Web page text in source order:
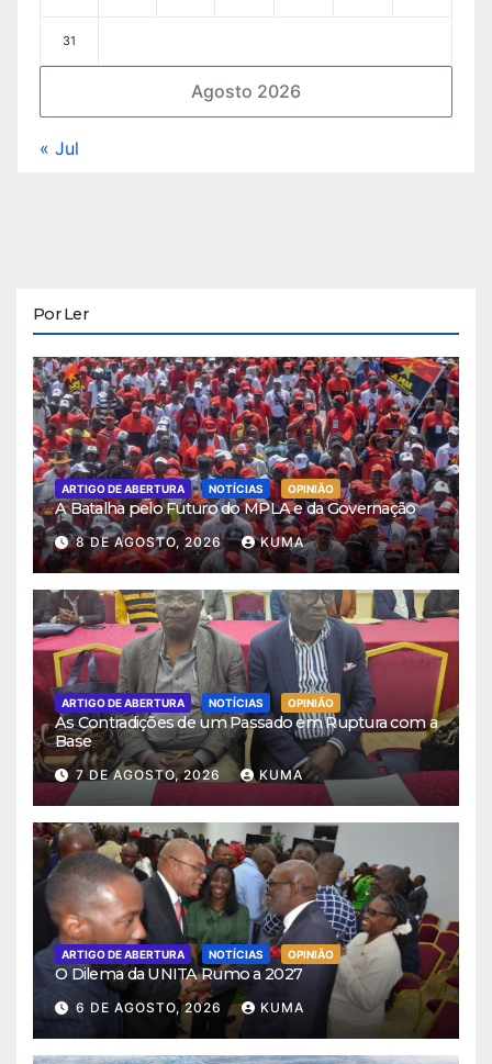
Agosto 2026
31
« Jul
Por Ler
ARTIGO DE ABERTURA NOTÍCIAS OPINIÃO
A Batalha pelo Futuro do MPLA e da Governação
8 DE AGOSTO, 2026 KUMA
ARTIGO DE ABERTURA NOTÍCIAS OPINIÃO
As Contradições de um Passado em Ruptura com a
Base
7 DE AGOSTO, 2026 KUMA
ARTIGO DE ABERTURA NOTÍCIAS OPINIÃO
O Dilema da UNITA Rumo a 2027
6 DE AGOSTO, 2026 KUMA